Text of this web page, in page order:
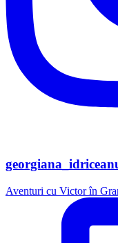
Aventuri cu Victor în